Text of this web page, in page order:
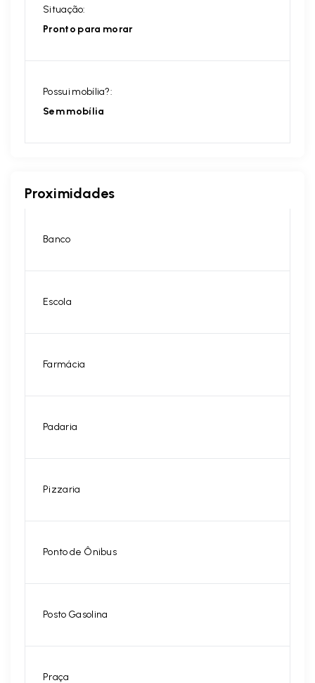
Situação:
Pronto para morar
Possui mobília?:
Sem mobília
Proximidades
Banco
Escola
Farmácia
Padaria
Pizzaria
Ponto de Ônibus
Posto Gasolina
Praça